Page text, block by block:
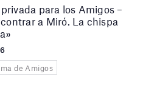
para los Amigos –
a Miró. La chispa
de Amigos